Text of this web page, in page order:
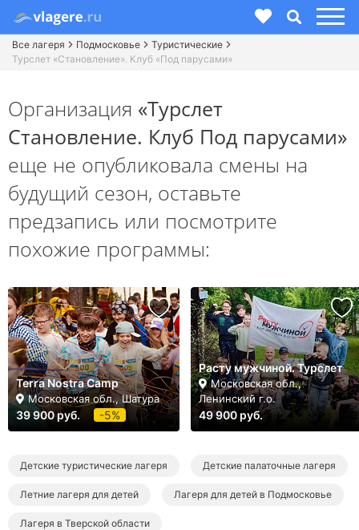
Все лагеря Подмосковье
Туристические
Турслет «Становление». Клуб «Под парусами»
Организация «Турслет
Становление. Клуб Под парусами»
еще не опубликовала смены на
будущий сезон, оставьте
предзапись или посмотрите
похожие программы:
Terra Nostra Camp
Московская обл., Шатура
39 900 руб. -5%
Расту мужчиной. Турслет
Московская обл.,
Ленинский г.о.
49 900 руб.
Детские туристические лагеря Детские палаточные лагеря
Летние лагеря для детей Лагеря для детей в Подмосковье
Лагеря в Тверской области